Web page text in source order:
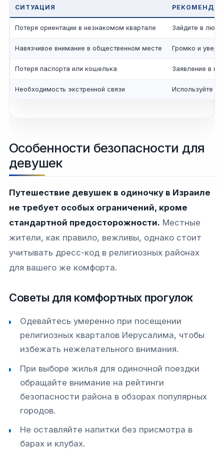
СИТУАЦИЯ
Потеря ориентации в незнакомом квартале Зайдите в
Навязчивое внимание в общественном месте Громко и
Потеря паспорта или кошелька Заявление в
Необходимость экстренной связи Используйте
Особенности безопасности для
девушек
Путешествие девушек в одиночку в Израиле
не требует особых ограничений, кроме
стандартной предосторожности. Местные
жители, как правило, вежливы, однако стоит
учитывать дресс-код в религиозных районах
для вашего же комфорта.
Советы для комфортных прогулок
Одевайтесь умеренно при посещении
религиозных кварталов Иерусалима, чтобы
избежать нежелательного внимания.
При выборе жилья для одиночной поездки
обращайте внимание на рейтинги
безопасности района в обзорах популярных
городов.
Не оставляйте напитки без присмотра в
барах и клубах.